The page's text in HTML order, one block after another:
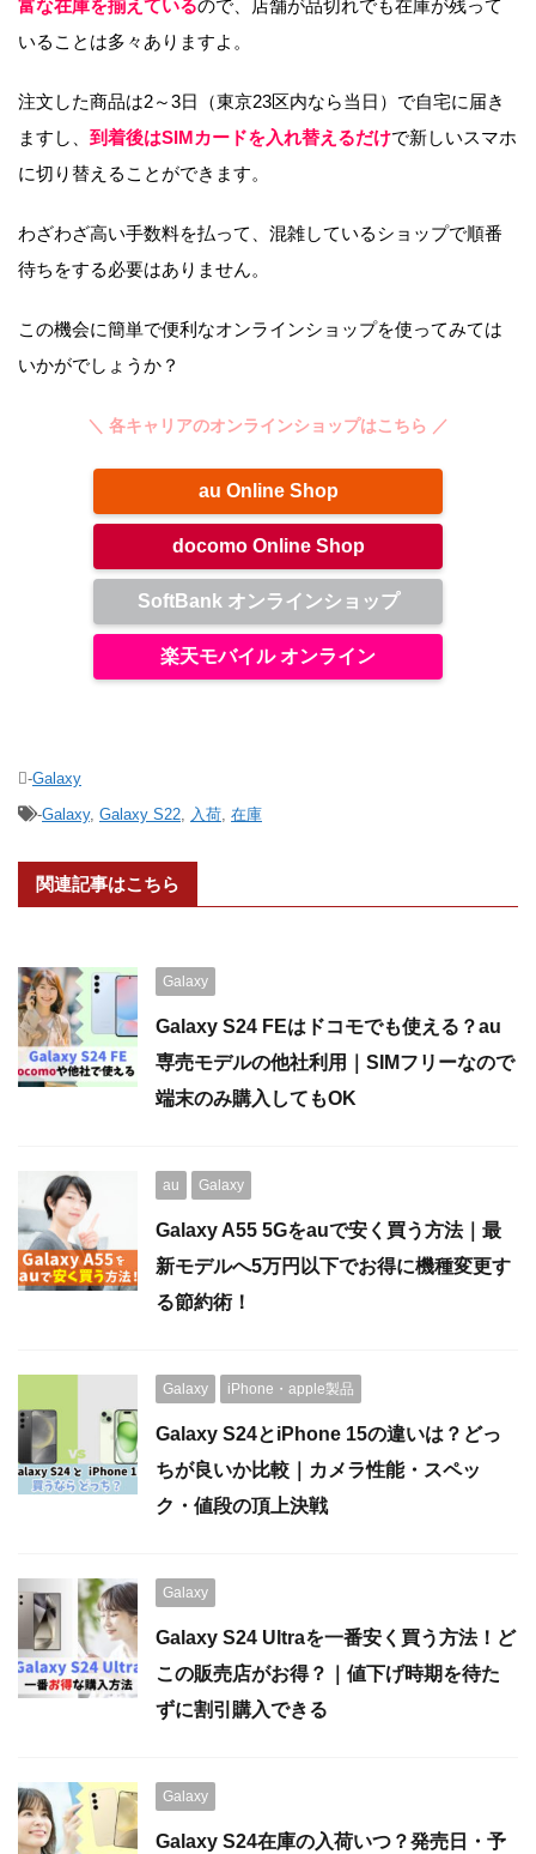
富な在庫を揃えているので、店舗が品切れでも在庫が残って
いることは多々ありますよ。
注文した商品は2～3日（東京23区内なら当日）で自宅に届き
ますし、 到着後はSIMカードを入れ替えるだけで新しいスマホ
に切り替えることができます。
わざわざ高い手数料を払って、混雑しているショップで順番
待ちをする必要はありません。
この機会に簡単で便利なオンラインショップを使ってみては
いかがでしょうか？
＼ 各キャリアのオンラインショップはこちら ／
au Online Shop
docomo Online Shop
SoftBank オンラインショップ
楽天モバイル オンライン
-Galaxy
-Galaxy, Galaxy S22, 入荷, 在庫
関連記事はこちら
Galaxy
Galaxy S24 FEはドコモでも使える？au
専売モデルの他社利用｜SIMフリーなので
端末のみ購入してもOK
au Galaxy
Galaxy A55 5Gをauで安く買う方法｜最
新モデルへ5万円以下でお得に機種変更す
る節約術！
Galaxy iPhone・apple製品
Galaxy S24とiPhone 15の違いは？どっ
ちが良いか比較｜カメラ性能・スペッ
ク・値段の頂上決戦
Galaxy
Galaxy S24 Ultraを一番安く買う方法！ど
この販売店がお得？｜値下げ時期を待た
ずに割引購入できる
Galaxy
Galaxy S24在庫の入荷いつ？発売日・予